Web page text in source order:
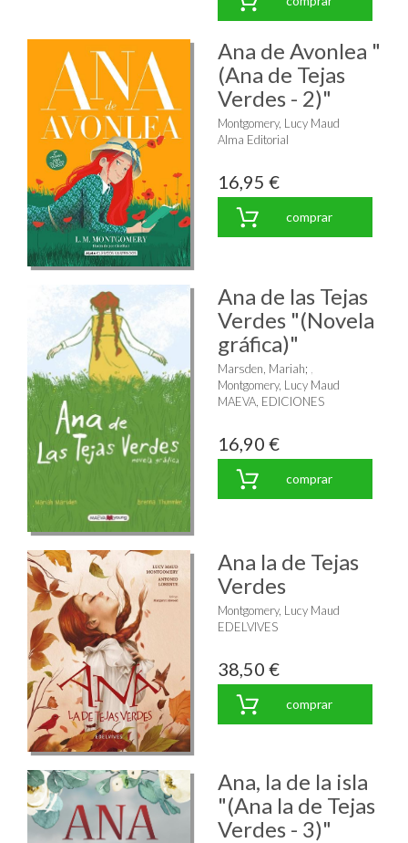
Ana de Avonlea "
(Ana de Tejas
Verdes - 2)"
Montgomery, Lucy Maud
Alma Editorial
16,95 €
comprar
Ana de las Tejas
Verdes "(Novela
gráfica)"
Marsden, Mariah;
Montgomery, Lucy Maud
MAEVA, EDICIONES
16,90 €
comprar
Ana la de Tejas
Verdes
Montgomery, Lucy Maud
EDELVIVES
38,50 €
comprar
Ana, la de la isla
"(Ana la de Tejas
Verdes - 3)"